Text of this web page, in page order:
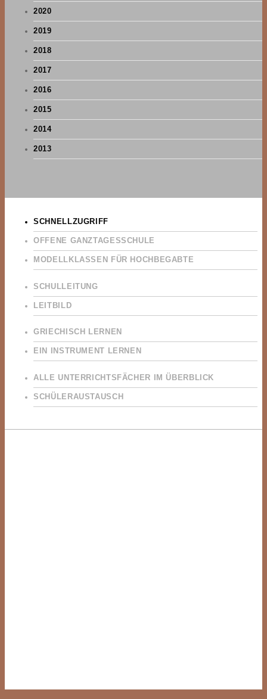
2020
2019
2018
2017
2016
2015
2014
2013
SCHNELLZUGRIFF
OFFENE GANZTAGESSCHULE
MODELLKLASSEN FÜR HOCHBEGABTE
SCHULLEITUNG
LEITBILD
GRIECHISCH LERNEN
EIN INSTRUMENT LERNEN
ALLE UNTERRICHTSFÄCHER IM ÜBERBLICK
SCHÜLERAUSTAUSCH